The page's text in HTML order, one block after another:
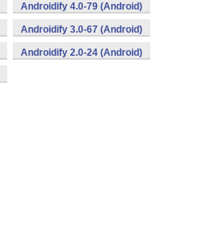
Androidify 4.0-79 (Android)
Androidify 3.0-67 (Android)
Androidify 2.0-24 (Android)